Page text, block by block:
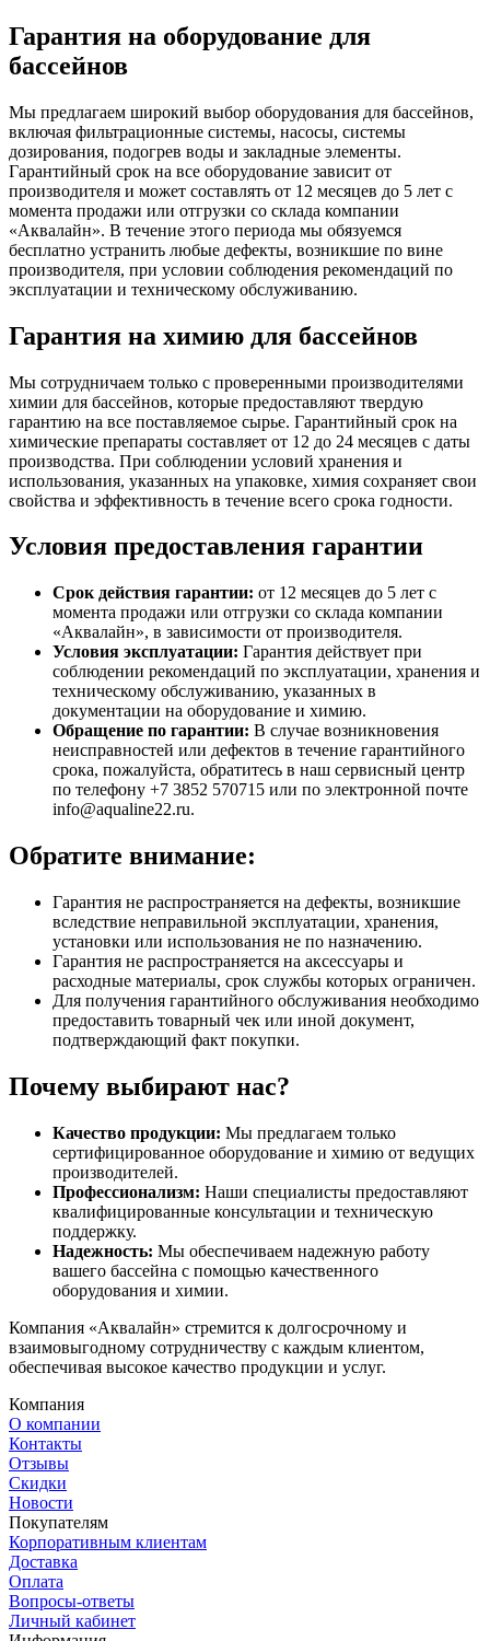
Гарантия на оборудование для
бассейнов
Мы предлагаем широкий выбор оборудования для бассейнов,
включая фильтрационные системы, насосы, системы
дозирования, подогрев воды и закладные элементы.
Гарантийный срок на все оборудование зависит от
производителя и может составлять от 12 месяцев до 5 лет с
момента продажи или отгрузки со склада компании
«Аквалайн». В течение этого периода мы обязуемся
бесплатно устранить любые дефекты, возникшие по вине
производителя, при условии соблюдения рекомендаций по
эксплуатации и техническому обслуживанию.
Гарантия на химию для бассейнов
Мы сотрудничаем только с проверенными производителями
химии для бассейнов, которые предоставляют твердую
гарантию на все поставляемое сырье. Гарантийный срок на
химические препараты составляет от 12 до 24 месяцев с даты
производства. При соблюдении условий хранения и
использования, указанных на упаковке, химия сохраняет свои
свойства и эффективность в течение всего срока годности.
Условия предоставления гарантии
Срок действия гарантии: от 12 месяцев до 5 лет с
момента продажи или отгрузки со склада компании
«Аквалайн», в зависимости от производителя.
Условия эксплуатации: Гарантия действует при
соблюдении рекомендаций по эксплуатации, хранения и
техническому обслуживанию, указанных в
документации на оборудование и химию.
Обращение по гарантии: В случае возникновения
неисправностей или дефектов в течение гарантийного
срока, пожалуйста, обратитесь в наш сервисный центр
по телефону +7 3852 570715 или по электронной почте
info@aqualine22.ru.
Обратите внимание:
Гарантия не распространяется на дефекты, возникшие
вследствие неправильной эксплуатации, хранения,
установки или использования не по назначению.
Гарантия не распространяется на аксессуары и
расходные материалы, срок службы которых ограничен.
Для получения гарантийного обслуживания необходимо
предоставить товарный чек или иной документ,
подтверждающий факт покупки.
Почему выбирают нас?
Качество продукции: Мы предлагаем только
сертифицированное оборудование и химию от ведущих
производителей.
Профессионализм: Наши специалисты предоставляют
квалифицированные консультации и техническую
поддержку.
Надежность: Мы обеспечиваем надежную работу
вашего бассейна с помощью качественного
оборудования и химии.
Компания «Аквалайн» стремится к долгосрочному и
взаимовыгодному сотрудничеству с каждым клиентом,
обеспечивая высокое качество продукции и услуг.
Компания
О компании
Контакты
Отзывы
Скидки
Новости
Покупателям
Корпоративным клиентам
Доставка
Оплата
Вопросы-ответы
Личный кабинет